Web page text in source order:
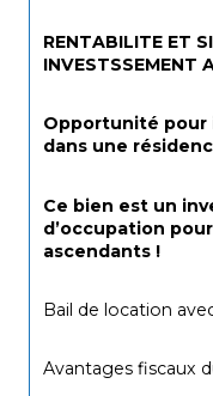
RENTABILITE ET
INVESTSSEMENT
Opportunité pour
dans une
Ce bien est un
d’occupation
ascendants !
Bail de location
Avantages fiscaux